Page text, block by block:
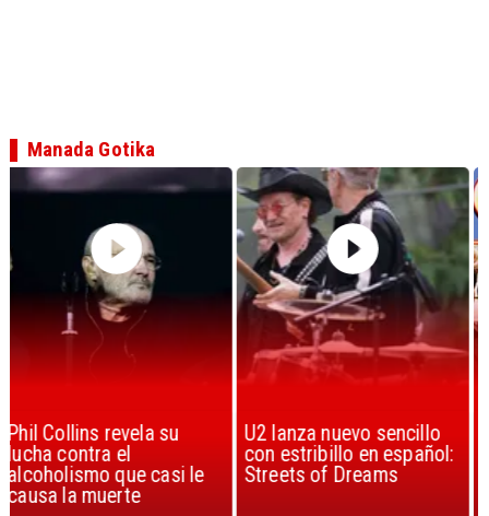
U2 lanza nuevo sencillo
con estribillo en español:
Streets of Dreams
“Africa” de Toto es
considerada la mejor
canción, según la ciencia
Manada Gotika